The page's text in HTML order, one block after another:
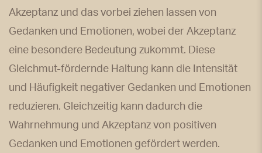
Akzeptanz und das vorbei ziehen lassen von
Gedanken und Emotionen, wobei der Akzeptanz
eine besondere Bedeutung zukommt. Diese
Gleichmut-fördernde Haltung kann die Intensität
und Häufigkeit negativer Gedanken und Emotionen
reduzieren. Gleichzeitig kann dadurch die
Wahrnehmung und Akzeptanz von positiven
Gedanken und Emotionen gefördert werden.